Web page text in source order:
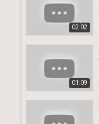
02:02
01:09